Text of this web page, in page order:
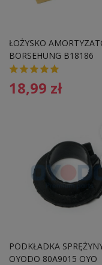
Opony i felgi
Wyprzedaż
Schowek
Language
English Polski
ŁOŻYSKO
BORSEHUNG B18186
5Q0512149A SKODA
18,99 zł
PODKŁADKA
OYODO 80A9015 OYO